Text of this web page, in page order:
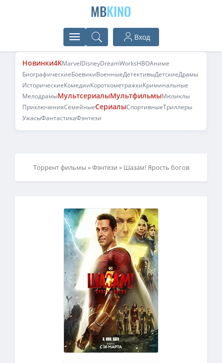
MBKINO
Вход
Новинки4KMarvelDisneyDreamWorksHBOАниме
БиографическиеБоевикиВоенныеДетективыДетскиеДрамы
ИсторическиеКомедииКороткометражкиКриминальные
МелодрамыМультсериалыМультфильмыМюзиклы
ПриключенияСемейныеСериалыСпортивныеТриллеры
УжасыФантастикаФэнтези
Торрент фильмы »Фэнтези » Шазам! Ярость богов